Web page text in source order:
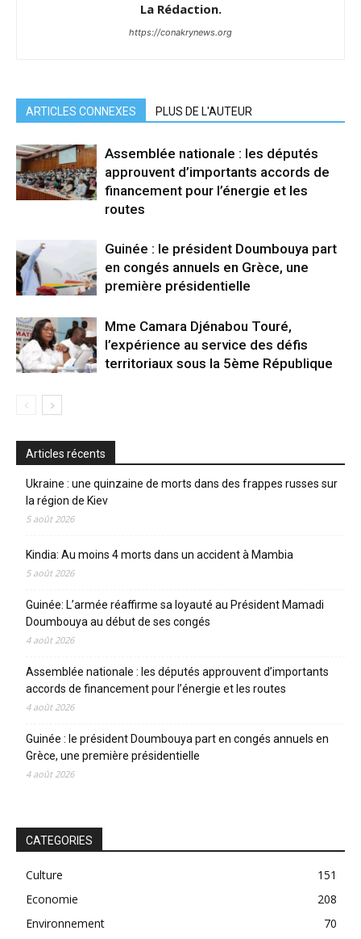
La Rédaction.
https://conakrynews.org
ARTICLES CONNEXES PLUS DE L'AUTEUR
Assemblée nationale : les députés
approuvent d’importants accords de
financement pour l’énergie et les
routes
Guinée : le président Doumbouya part
en congés annuels en Grèce, une
première présidentielle
Mme Camara Djénabou Touré,
l’expérience au service des défis
territoriaux sous la 5ème République
Articles récents
Ukraine : une quinzaine de morts dans des frappes russes sur
la région de Kiev
5 août 2026
Kindia: Au moins 4 morts dans un accident à Mambia
5 août 2026
Guinée: L’armée réaffirme sa loyauté au Président Mamadi
Doumbouya au début de ses congés
4 août 2026
Assemblée nationale : les députés approuvent d’importants
accords de financement pour l’énergie et les routes
4 août 2026
Guinée : le président Doumbouya part en congés annuels en
Grèce, une première présidentielle
4 août 2026
CATEGORIES
Culture
151
Economie
208
Environnement
70